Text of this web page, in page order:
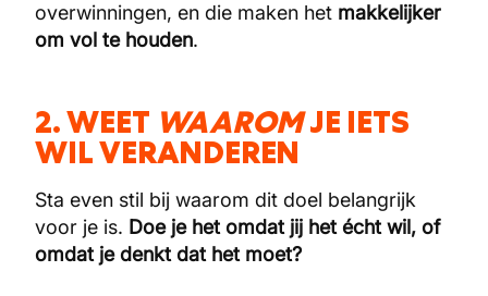
overwinningen, en die maken het makkelijker
om vol te houden.
2. WEET WAAROMJE IETS
WIL VERANDEREN
Sta even stil bij waarom dit doel belangrijk
voor je is. Doe je het omdat jij het écht wil, of
omdat je denkt dat het moet?